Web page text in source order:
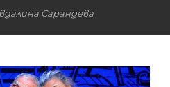
Сарандева